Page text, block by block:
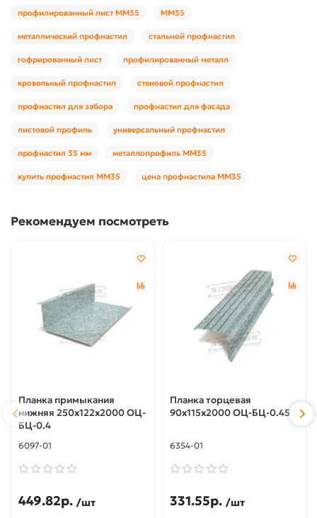
профилированный лист ММ35 ММ35
металлический профнастил стальной профнастил
гофрированный лист профилированный металл
кровельный профнастил стеновой профнастил
профнастил для забора профнастил для фасада
листовой профиль универсальный профнастил
профнастил 35 мм металлопрофиль ММ35
купить профнастил ММ35 цена профнастила ММ35
Рекомендуем посмотреть
Планка примыкания
нижняя 250х122х2000 ОЦ-
БЦ-0.4
6097-01
449.82р. /шт
Планка торцевая
90х115х2000 ОЦ-БЦ-0.45
6354-01
331.55р. /шт